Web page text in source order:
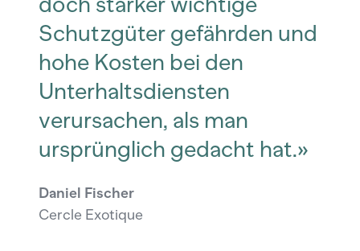
Schutzgüter gefährden und
hohe Kosten bei den
Unterhaltsdiensten
verursachen, als man
ursprünglich gedacht hat.»
Daniel Fischer
Cercle Exotique